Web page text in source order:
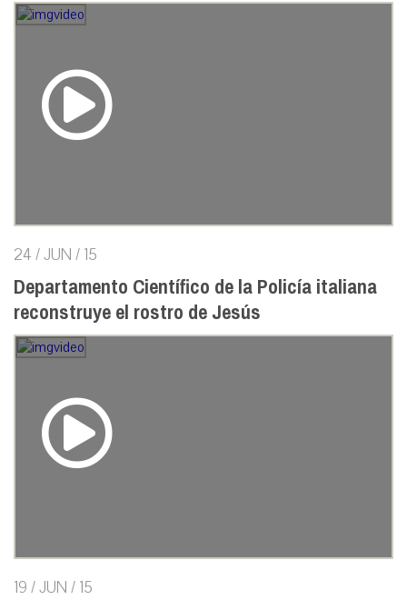
24 / JUN / 15
Departamento Científico de la Policía italiana
reconstruye el rostro de Jesús
19 / JUN / 15